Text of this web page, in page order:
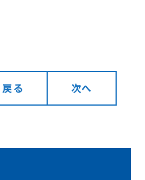
戻る 次へ